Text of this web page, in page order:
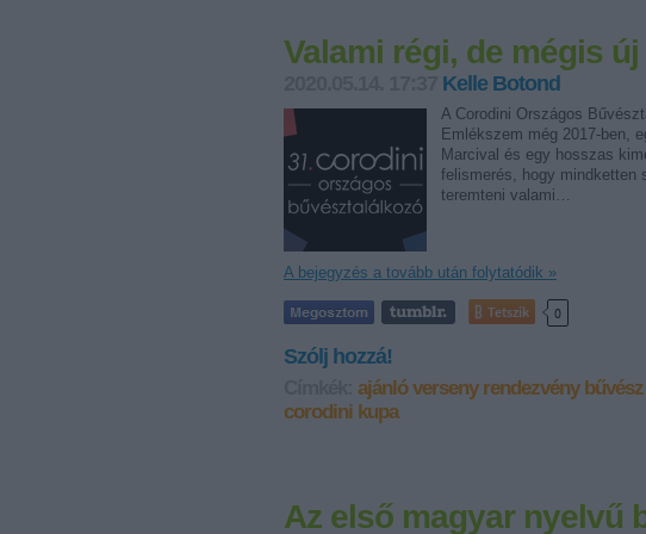
Valami régi, de mégis új
Kelle Botond
A Corodini Országos
Emlékszem még 2017-ben,
Marcival és egy hosszas
felismerés, hogy mindketten
teremteni valami…
A bejegyzés a tovább után folytatódik »
Tetszik 0
Szólj hozzá!
ajánló verseny rendezvény bűvész
corodini kupa
Az első magyar nyelvű